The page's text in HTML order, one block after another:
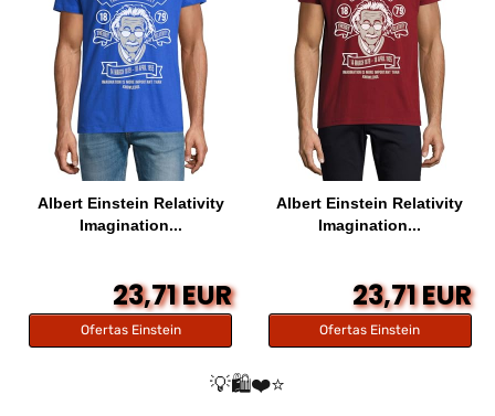
Albert Einstein Relativity
Imagination...
23,71 EUR
Ofertas Einstein
Albert Einstein Relativity
Imagination...
23,71 EUR
Ofertas Einstein
💡🛍️❤️⭐️